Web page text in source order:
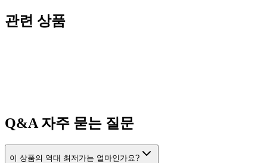
관련 상품
Q&A 자주 묻는 질문
이 상품의 역대 최저가는 얼마인가요?